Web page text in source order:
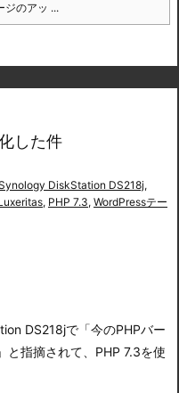
ジのアッ ...
した件
DiskStation DS218j,
, PHP 7.3, WordPressテー
DS218jで「今のPHPバー
指摘されて、 PHP 7.3を使